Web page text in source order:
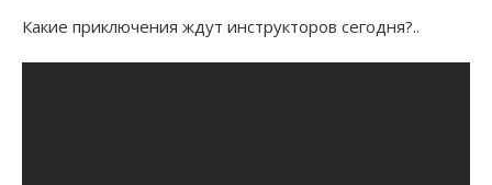
Какие приключения ждут инструкторов сегодня?..